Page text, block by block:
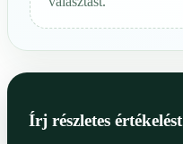
Írj részletes értékelést